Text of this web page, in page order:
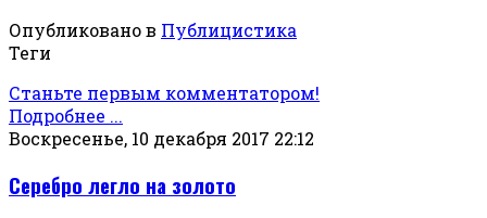
Опубликовано в Публицистика
Теги
Станьте первым комментатором!
Подробнее ...
Воскресенье, 10 декабря 2017 22:12
Серебро легло на золото